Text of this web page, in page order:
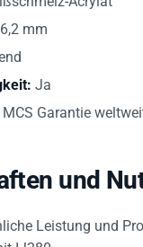
mm
Ja
Garantie
und
Leistung und